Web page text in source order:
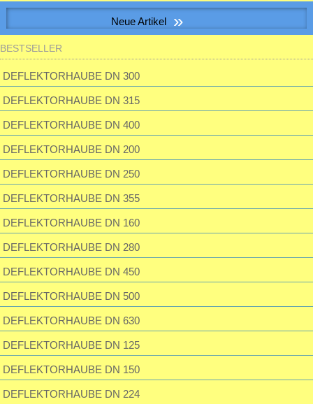
E-Mail-Adresse:
Passwort:
Passwort vergessen?
Neue Artikel »
Muffe f. Erdwärmetauscherrohr inkl. 2 Dichtungen
BESTSELLER
DEFLEKTORHAUBE DN 300
DEFLEKTORHAUBE DN 315
DEFLEKTORHAUBE DN 400
DEFLEKTORHAUBE DN 200
DEFLEKTORHAUBE DN 250
DEFLEKTORHAUBE DN 355
DEFLEKTORHAUBE DN 160
DEFLEKTORHAUBE DN 280
DEFLEKTORHAUBE DN 450
DEFLEKTORHAUBE DN 500
DEFLEKTORHAUBE DN 630
DEFLEKTORHAUBE DN 125
DEFLEKTORHAUBE DN 150
DEFLEKTORHAUBE DN 224